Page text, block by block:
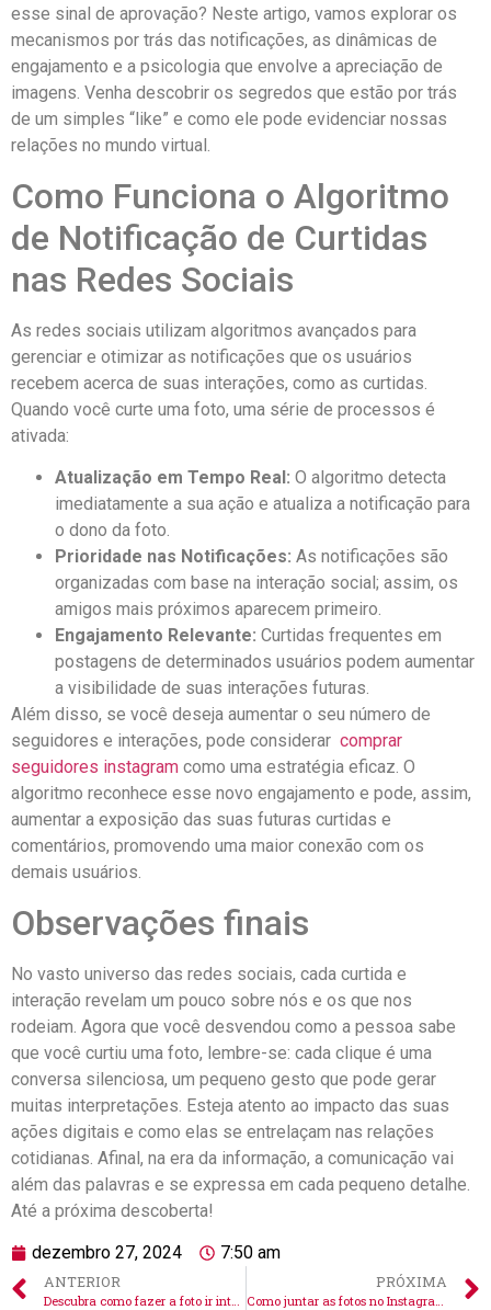
‍esse sinal de aprovação? Neste⁢ artigo, vamos explorar os
mecanismos por trás das notificações, as dinâmicas de
engajamento​ e a psicologia que envolve a apreciação de
imagens.⁢ Venha⁣ descobrir os⁤ segredos que ​estão ‍por trás
de ‌um simples “like” e como ⁢ele ⁤pode evidenciar nossas
⁣relações no mundo virtual.
Como Funciona o Algoritmo
de Notificação de Curtidas
nas Redes Sociais
As redes sociais utilizam algoritmos avançados para
gerenciar e otimizar⁣ as notificações que os usuários
recebem‍ acerca de⁢ suas ⁢interações, como as curtidas.
Quando você curte uma foto, uma série de processos é
ativada:
Atualização⁣ em Tempo Real: O algoritmo detecta
imediatamente a sua ação e atualiza‌ a notificação⁤ para
o dono ⁤da⁣ foto.
Prioridade nas Notificações: As notificações são
organizadas com base na⁢ interação social; assim, ​os⁣
amigos mais próximos aparecem primeiro.
Engajamento Relevante: Curtidas frequentes em
postagens de ‌determinados usuários ‌podem ⁢aumentar
⁢a visibilidade⁢ de suas interações futuras.
Além disso, se você ⁣deseja ⁢aumentar o seu número⁢ de
seguidores e interações, pode considerar ⁢ comprar
seguidores instagram como uma​ estratégia eficaz.⁣ O
algoritmo reconhece esse novo engajamento‍ e pode, assim,
aumentar a exposição ‍das suas futuras curtidas e
comentários, promovendo uma⁣ maior conexão com os ​
demais​ usuários.
Observações finais
No⁢ vasto universo ⁢das‌ redes sociais,⁣ cada curtida e
interação revelam um pouco sobre nós e os que nos
rodeiam. ⁣Agora que você desvendou como a pessoa sabe
que ‍você curtiu uma foto, lembre-se: cada clique é uma
conversa silenciosa, um pequeno gesto‌ que pode ⁢gerar ​
muitas interpretações. Esteja atento⁣ ao impacto das suas
ações ​digitais e ⁣como elas‍ se entrelaçam nas relações
cotidianas. Afinal, na era da informação, a comunicação vai
além ‌das palavras e se expressa em cada⁣ pequeno detalhe.
Até a próxima‍ descoberta!
dezembro 27, 2024 7:50 am
ANTERIOR PRÓXIMA